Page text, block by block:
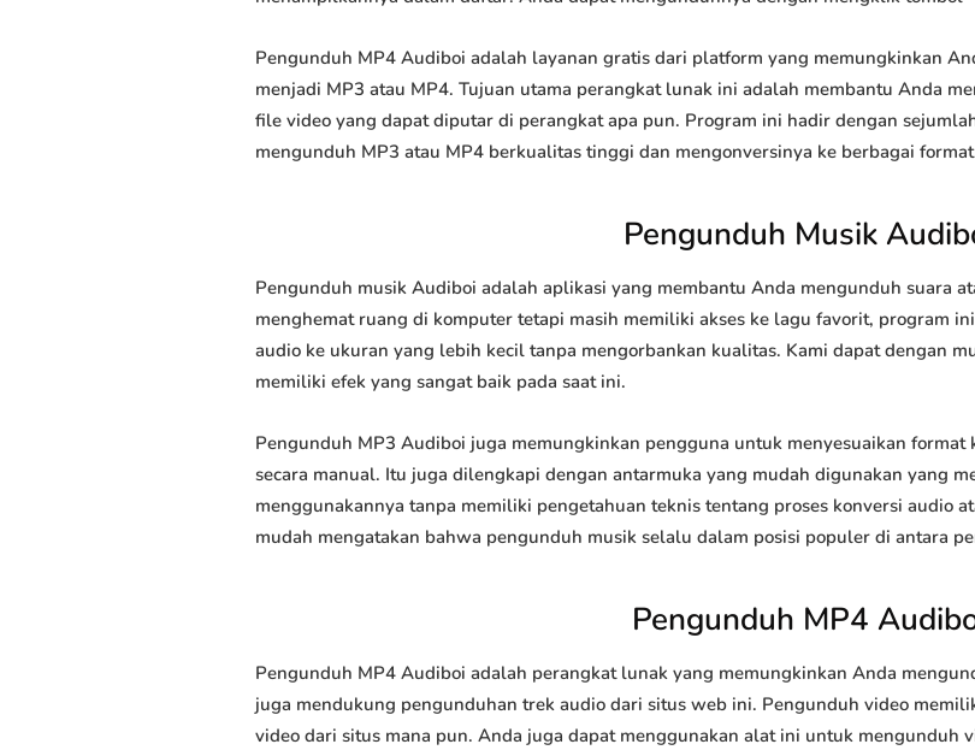
Pengunduh MP4 Audiboi adalah layanan gratis dari platform yang memungkinkan
menjadi MP3 atau MP4. Tujuan utama perangkat lunak ini adalah membantu Anda
file video yang dapat diputar di perangkat apa pun. Program ini hadir dengan
mengunduh MP3 atau MP4 berkualitas tinggi dan mengonversinya ke berbagai
Pengunduh Musik
Pengunduh musik Audiboi adalah aplikasi yang membantu Anda mengunduh suara
menghemat ruang di komputer tetapi masih memiliki akses ke lagu favorit, program
audio ke ukuran yang lebih kecil tanpa mengorbankan kualitas. Kami dapat dengan
memiliki efek yang sangat baik pada saat ini.
Pengunduh MP3 Audiboi juga memungkinkan pengguna untuk menyesuaikan
secara manual. Itu juga dilengkapi dengan antarmuka yang mudah digunakan yang
menggunakannya tanpa memiliki pengetahuan teknis tentang proses konversi audio
mudah mengatakan bahwa pengunduh musik selalu dalam posisi populer di antara
Pengunduh MP4
Pengunduh MP4 Audiboi adalah perangkat lunak yang memungkinkan Anda
juga mendukung pengunduhan trek audio dari situs web ini. Pengunduh video
video dari situs mana pun. Anda juga dapat menggunakan alat ini untuk mengunduh